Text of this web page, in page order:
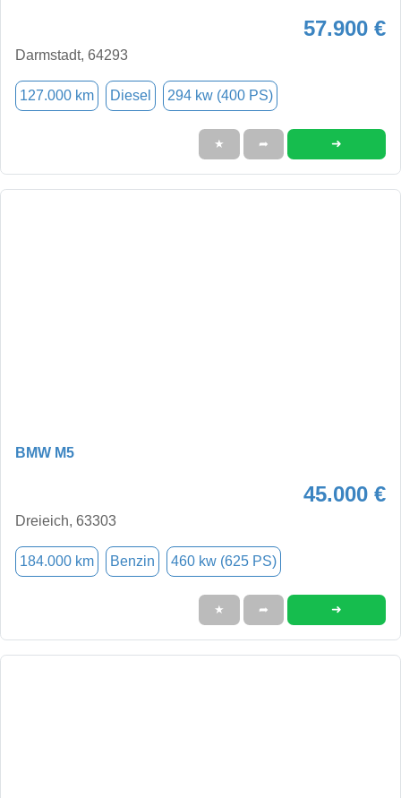
57.900 €
Darmstadt, 64293
127.000 km Diesel 294 kw (400 PS)
★ ➦ ➜
BMW M5
45.000 €
Dreieich, 63303
184.000 km Benzin 460 kw (625 PS)
★ ➦ ➜